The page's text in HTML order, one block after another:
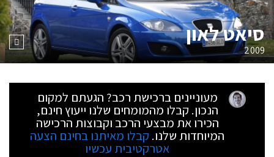
סיאט לאון
2009
מעוניינים ברכישת רכב? הגעתם למקום
הנכון. קבלו מהמומחים שלנו ייעוץ חינם,
הכירו את מבצעי הרכב וקבוצות הרכישה
המיוחדות שלנו. קבלו מאיתנו בחינם הצעה
אטרקטיבית עכשיו